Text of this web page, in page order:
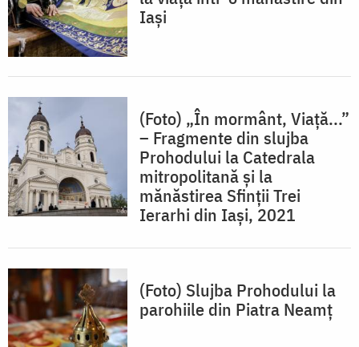
Iași
(Foto) „În mormânt, Viață...”
– Fragmente din slujba
Prohodului la Catedrala
mitropolitană și la
mănăstirea Sfinții Trei
Ierarhi din Iași, 2021
(Foto) Slujba Prohodului la
parohiile din Piatra Neamț